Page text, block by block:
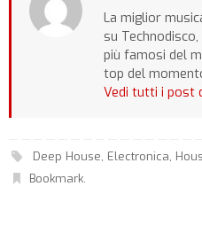
La miglior
su
più famosi del
top del
Vedi tutti i post
Deep House, Electronica,
Bookmark.